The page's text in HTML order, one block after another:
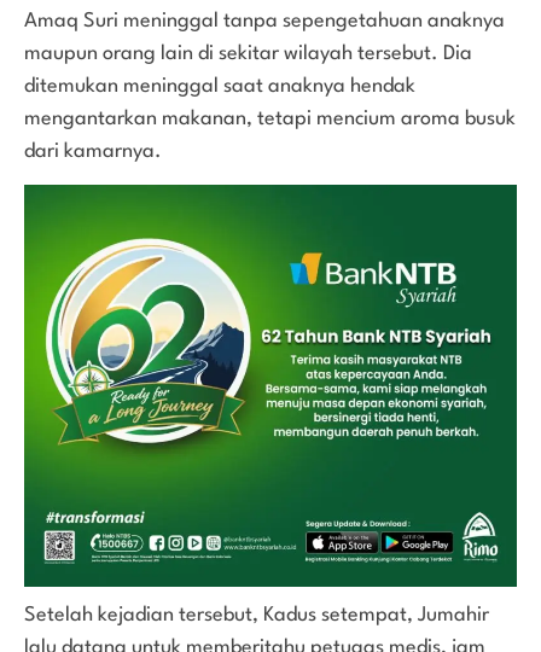
Amaq Suri meninggal tanpa sepengetahuan anaknya
maupun orang lain di sekitar wilayah tersebut. Dia
ditemukan meninggal saat anaknya hendak
mengantarkan makanan, tetapi mencium aroma busuk
dari kamarnya.
Setelah kejadian tersebut, Kadus setempat, Jumahir
lalu datang untuk memberitahu petugas medis, jam